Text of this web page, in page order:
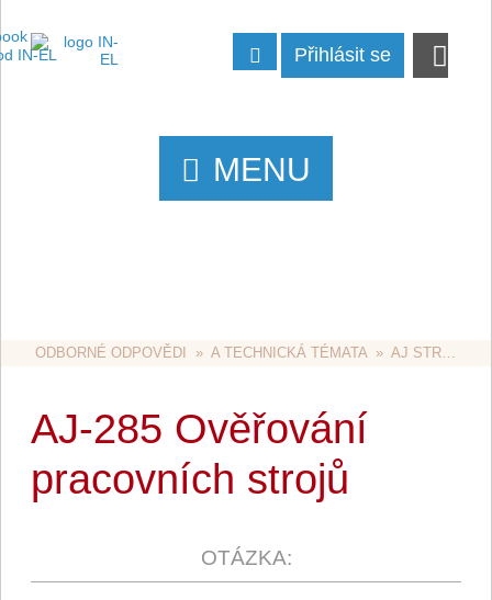
Přihlásit se
MENU
ODBORNÉ ODPOVĚDI
  »
A TECHNICKÁ TÉMATA
  »
AJ STROJNÍ ZAŘÍZENÍ
AJ-285 Ověřování
pracovních strojů